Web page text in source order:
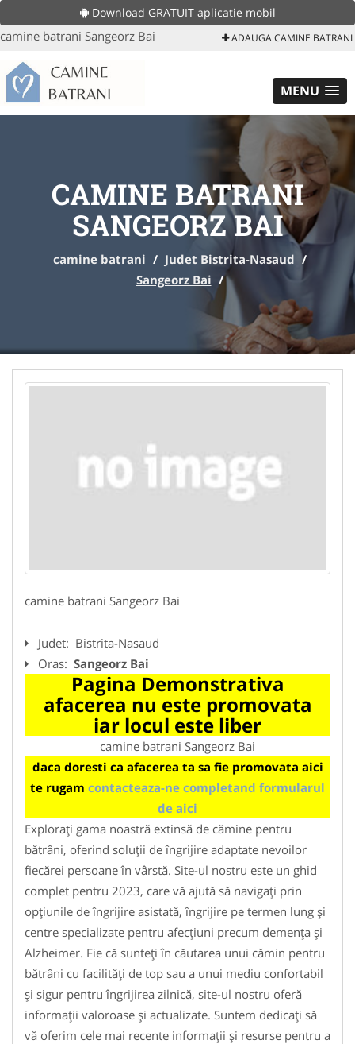
Download GRATUIT aplicatie mobil
camine batrani Sangeorz Bai ADAUGA CAMINE BATRANI
MENU
CAMINE BATRANI
SANGEORZ BAI
camine batrani / Judet Bistrita-Nasaud /
Sangeorz Bai /
camine batrani Sangeorz Bai
Judet: Bistrita-Nasaud
Oras: Sangeorz Bai
Pagina Demonstrativa
afacerea nu este promovata
iar locul este liber
camine batrani Sangeorz Bai
daca doresti ca afacerea ta sa fie promovata aici
te rugam contacteaza-ne completand formularul
de aici
Explorați gama noastră extinsă de cămine pentru
bătrâni, oferind soluții de îngrijire adaptate nevoilor
fiecărei persoane în vârstă. Site-ul nostru este un ghid
complet pentru 2023, care vă ajută să navigați prin
opțiunile de îngrijire asistată, îngrijire pe termen lung și
centre specializate pentru afecțiuni precum demența și
Alzheimer. Fie că sunteți în căutarea unui cămin pentru
bătrâni cu facilități de top sau a unui mediu confortabil
și sigur pentru îngrijirea zilnică, site-ul nostru oferă
informații valoroase și actualizate. Suntem dedicați să
vă oferim cele mai recente informații și resurse pentru a